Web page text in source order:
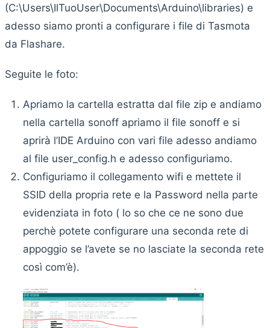
(C:\Users\IlTuoUser\Documents\Arduino\libraries) e
adesso siamo pronti a configurare i file di Tasmota
da Flashare.
Seguite le foto:
Apriamo la cartella estratta dal file zip e andiamo
nella cartella sonoff apriamo il file sonoff e si
aprirà l’IDE Arduino con vari file adesso andiamo
al file user_config.h e adesso configuriamo.
Configuriamo il collegamento wifi e mettete il
SSID della propria rete e la Password nella parte
evidenziata in foto ( lo so che ce ne sono due
perchè potete configurare una seconda rete di
appoggio se l’avete se no lasciate la seconda rete
così com’è).